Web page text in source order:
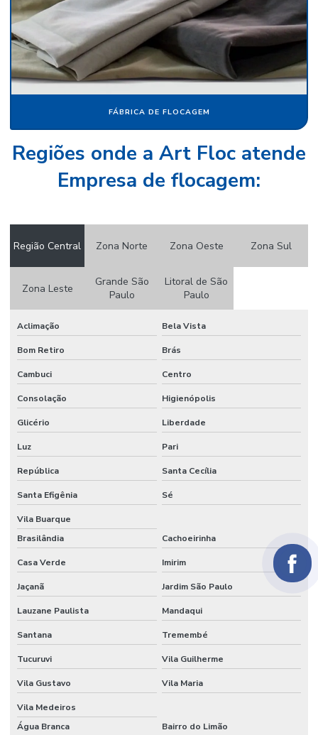
Papel camurça colorido
Papel camurça onde comprar
Papel camurça pacote
Papel camurça preço
Papel crepom
Papel crepom atacado
Papel crepom branco atacado
Papel crepom impermeável
Papel crepom parafinado
Papel crepom parafinado preço
Papel crepom preço
Papel seda
Papel seda atacado
Papel seda branco
Papel de seda colorido
Papel seda dourado
Papel veludo
Papel veludo onde comprar
Preço do veludo por metro
Serviço de flocagem
FÁBRICA DE FLOCAGEM
Regiões onde a Art Floc atende
Empresa de flocagem:
Região Central Zona Norte Zona Oeste Zona Sul
Zona Leste
Grande São
Paulo
Litoral de São
Paulo
Aclimação Bela Vista
Bom Retiro Brás
Cambuci Centro
Consolação Higienópolis
Glicério Liberdade
Luz Pari
República Santa Cecília
Santa Efigênia Sé
Vila Buarque
Brasilândia
Cachoeirinha
Casa Verde Imirim
Jaçanã Jardim São Paulo
Lauzane Paulista Mandaqui
Santana Tremembé
Tucuruvi Vila Guilherme
Vila Gustavo Vila Maria
Vila Medeiros
Água Branca
Bairro do Limão